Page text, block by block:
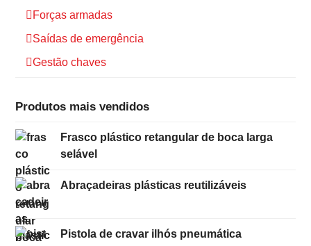
Forças armadas
Saídas de emergência
Gestão chaves
Produtos mais vendidos
Frasco plástico retangular de boca larga
selável
Abraçadeiras plásticas reutilizáveis
Pistola de cravar ilhós pneumática